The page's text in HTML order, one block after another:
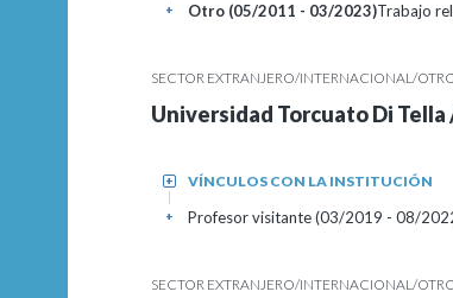
Otro (05/2011 - 03/2023)Trabajo
+
SECTOR EXTRANJERO/INTERNACIONAL/
Universidad Torcuato Di
VÍNCULOS CON LA INSTITUCIÓN
+
Profesor visitante (03/2019 - 08/
+
SECTOR EXTRANJERO/INTERNACIONAL/